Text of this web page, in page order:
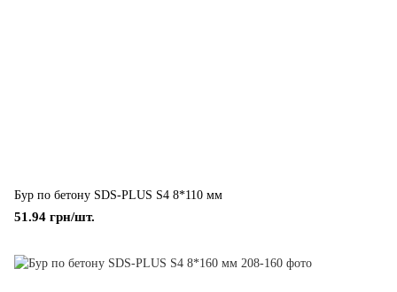
Бур по бетону SDS-PLUS S4 8*110 мм
51.94 грн/шт.